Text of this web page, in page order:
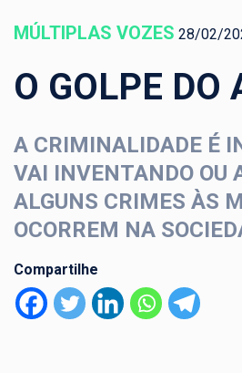
MÚLTIPLAS VOZES 28/02/
O GOLPE DO
A CRIMINALIDADE É
VAI INVENTANDO OU
ALGUNS CRIMES ÀS
OCORREM NA
Compartilhe